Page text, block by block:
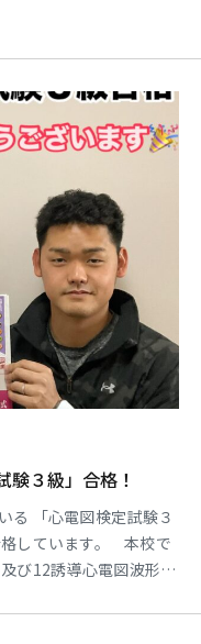
験３級」合格！
る 「心電図検定試験３
しています。 本校で
び12誘導心電図波形の